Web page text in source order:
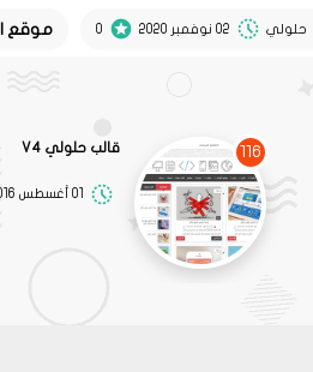
02 نوفمبر 2020 0 موقع Koel لتحويل تغريدات twitter إلى منشورات instagram
116 قالب حلولي V4
01 أغسطس 2016